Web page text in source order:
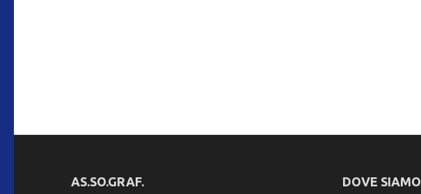
AS.SO.GRAF. DOVE SIAMO